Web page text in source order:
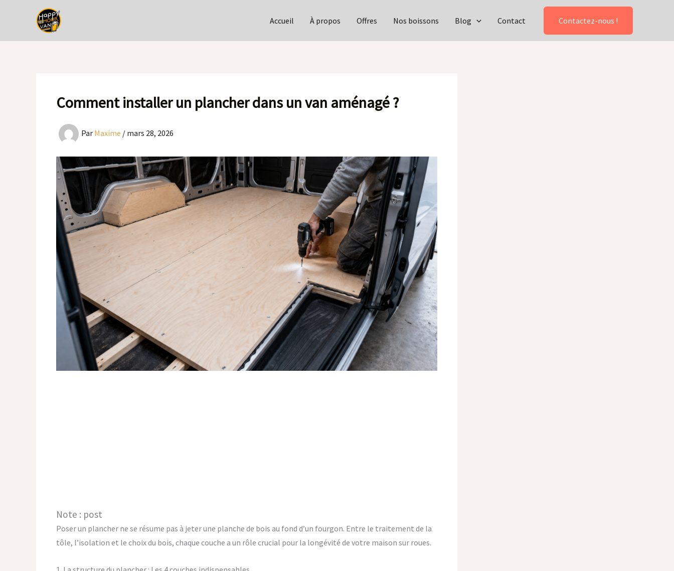
Accueil À propos Offres Nos boissons Blog Contact Contactez-nous !
Comment installer un plancher dans un van aménagé ?
Par Maxime / mars 28, 2026
Note : post
Poser un plancher ne se résume pas à jeter une planche de bois au fond d’un fourgon. Entre le traitement de la
tôle, l’isolation et le choix du bois, chaque couche a un rôle crucial pour la longévité de votre maison sur roues.